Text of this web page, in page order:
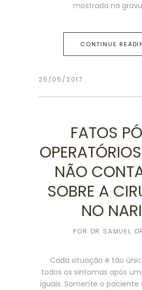
mostrada na
CONTINUE
25/05/2017
FATOS
NÃO
SOBRE A
NO
POR DR SAMUEL
Cada situação é tão
todos os sintomas após
iguais. Somente o paciente